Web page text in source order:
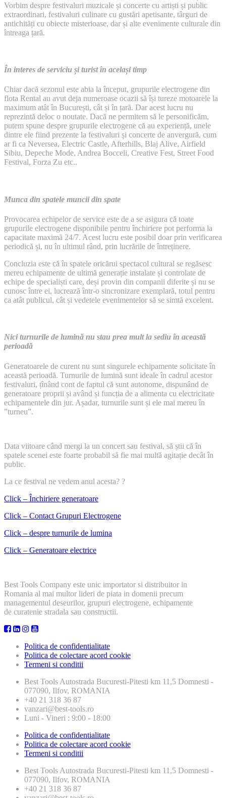
Vorbim despre festivaluri muzicale și concerte cu artiști și public
extraordinari, festivaluri culinare cu gustări apetisante, târguri de
antichități cu obiecte misterioase, dar și alte evenimente culturale din
întreaga țară.
În interes de serviciu și turist în același timp
Chiar dacă sezonul este abia la început, grupurile electrogene din
flota Rental au avut deja numeroase ocazii să își tureze motoarele la
maximum atât în București, cât și în țară. Dar acest lucru nu
reprezintă deloc o noutate. Dacă ne permitem să le personificăm,
putem spune despre grupurile electrogene că au experiență, unele
dintre ele fiind prezente la festivaluri și concerte de anvergură, cum
ar fi ca Neversea, Electric Castle, Afterhills, Blaj Alive, Airfield
Sibiu, Depeche Mode, Andrea Bocceli, Creative Fest, Street Food
Festival, Forza Zu etc..
Munca din spatele muncii din spate
Provocarea echipelor de service este de a se asigura că toate
grupurile electrogene disponibile pentru închiriere pot performa la
capacitate maximă 24/7. Acest lucru este posibil doar prin verificarea
periodică și, nu în ultimul rând, prin lucrările de întreținere.
Concluzia este că în spatele oricărui spectacol cultural se regăsesc
mereu echipamente de ultimă generație instalate și controlate de
echipe de specialiști care, deși provin din companii diferite și nu se
cunosc între ei, lucrează într-o sincronizare exemplară, totul pentru
ca atât publicul, cât și vedetele evenimentelor să se simtă excelent.
Nici turnurile de lumină nu stau prea mult la sediu în această
perioadă
Generatoarele de curent nu sunt singurele echipamente solicitate în
această perioadă. Turnurile de lumină sunt ideale în cadrul acestor
festivaluri, țînând cont de faptul că sunt autonome, dispunând de
generatoare proprii și având și funcția de a alimenta cu electricitate
echipamentele din jur. Așadar, turnurile sunt și ele mai mereu în
”turneu”.
Data viitoare când mergi la un concert sau festival, să știi că în
spatele scenei este foarte probabil să fie mai multă agitație decât în
public.
La ce festival ne vedem anul acesta? ?
Click – Închiriere generatoare
Click – Contact Grupuri Electrogene
Click – despre turnurile de lumina
Click – Generatoare electrice
Best Tools Company este unic importator si distribuitor in
Romania al mai multor lideri de piata in domenii precum
managementul deseurilor, grupuri electrogene, echipamente
de curatenie stradala sau constructii.
Politica de confidentialitate
Politica de colectare acord cookie
Termeni si conditii
Best Tools Autostrada Bucuresti-Pitesti km 11,5 Domnesti -
077090, Ilfov, ROMANIA
+40 21 318 36 87
vanzari@best-tools.ro
Luni - Vineri : 9:00 - 18:00
Politica de confidentialitate
Politica de colectare acord cookie
Termeni si conditii
Best Tools Autostrada Bucuresti-Pitesti km 11,5 Domnesti -
077090, Ilfov, ROMANIA
+40 21 318 36 87